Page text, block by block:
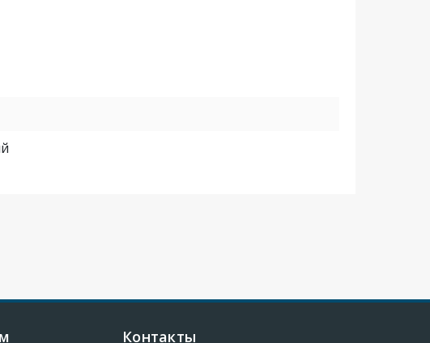
Контакты